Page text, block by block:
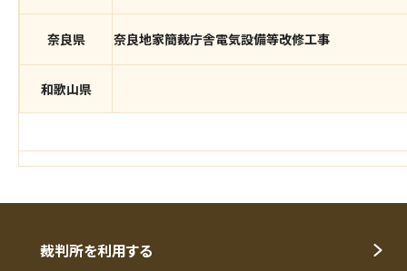
奈良県 奈良地家簡裁庁舎電気設備等改修工事
和歌山県
裁判所を利用する